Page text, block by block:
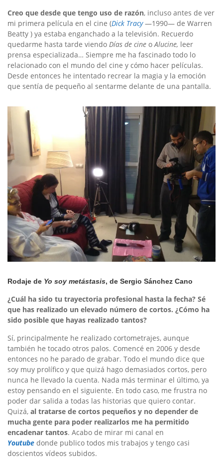
Creo que desde que tengo uso de razón, incluso antes de ver
mi primera película en el cine (Dick Tracy—1990— de Warren
Beatty ) ya estaba enganchado a la televisión. Recuerdo
quedarme hasta tarde viendo Días de cine o Alucine, leer
prensa especializada… Siempre me ha fascinado todo lo
relacionado con el mundo del cine y cómo hacer películas.
Desde entonces he intentado recrear la magia y la emoción
que sentía de pequeño al sentarme delante de una pantalla.
Rodaje de Yo soy metástasis, de Sergio Sánchez Cano
¿Cuál ha sido tu trayectoria profesional hasta la fecha? Sé
que has realizado un elevado número de cortos. ¿Cómo ha
sido posible que hayas realizado tantos?
Sí, principalmente he realizado cortometrajes, aunque
también he tocado otros palos. Comencé en 2006 y desde
entonces no he parado de grabar. Todo el mundo dice que
soy muy prolífico y que quizá hago demasiados cortos, pero
nunca he llevado la cuenta. Nada más terminar el último, ya
estoy pensando en el siguiente. En todo caso, me frustra no
poder dar salida a todas las historias que quiero contar.
Quizá, al tratarse de cortos pequeños y no depender de
mucha gente para poder realizarlos me ha permitido
encadenar tantos. Acabo de mirar mi canal en
Youtube donde publico todos mis trabajos y tengo casi
doscientos vídeos subidos.